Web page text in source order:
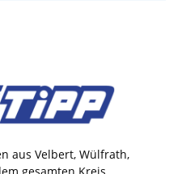
aus Velbert, Wülfrath,